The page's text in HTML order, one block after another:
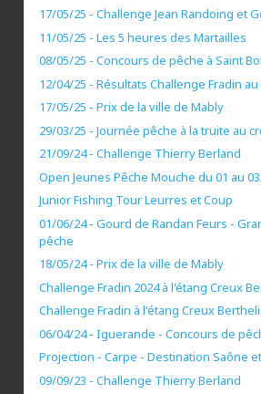
17/05/25 - Challenge Jean Randoing et
11/05/25 - Les 5 heures des Martailles
08/05/25 - Concours de pêche à Saint
12/04/25 - Résultats Challenge Fradin
17/05/25 - Prix de la ville de Mably
29/03/25 - Journée pêche à la truite au
21/09/24 - Challenge Thierry Berland
Open Jeunes Pêche Mouche du 01 au
Junior Fishing Tour Leurres et Coup
01/06/24 - Gourd de Randan Feurs -
pêche
18/05/24 - Prix de la ville de Mably
Challenge Fradin 2024 à l'étang Creux
Challenge Fradin à l'étang Creux
06/04/24 - Iguerande - Concours de
Projection - Carpe - Destination Saône
09/09/23 - Challenge Thierry Berland